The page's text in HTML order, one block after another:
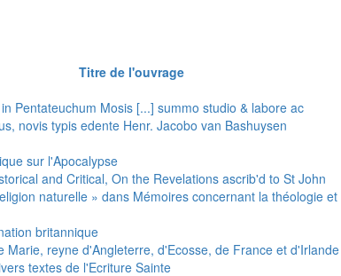
Titre de l'ouvrage
Pentateuchum Mosis [...] summo studio & labore ac
novis typis edente Henr. Jacobo van Bashuysen
sur l'Apocalypse
and Critical, On the Revelations ascrib'd to St John
naturelle » dans Mémoires concernant la théologie et
britannique
Marie, reyne d'Angleterre, d'Ecosse, de France et d'Irlande
textes de l'Ecriture Sainte